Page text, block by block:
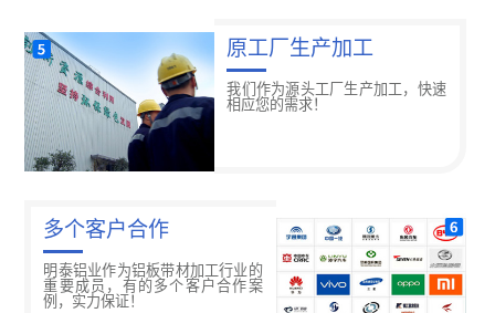
原工厂生产加工
我们作为源头工厂生产加工，快速
相应您的需求！
多个客户合作
明泰铝业作为铝板带材加工行业的
重要成员，有的多个客户合作案
例，实力保证！